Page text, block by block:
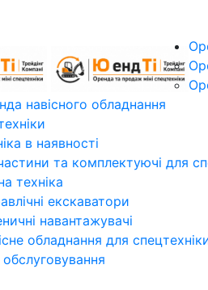
навісного обладнання
в наявностi
та комплектуючі для
техніка
екскаватори
навантажувачі
обладнання для